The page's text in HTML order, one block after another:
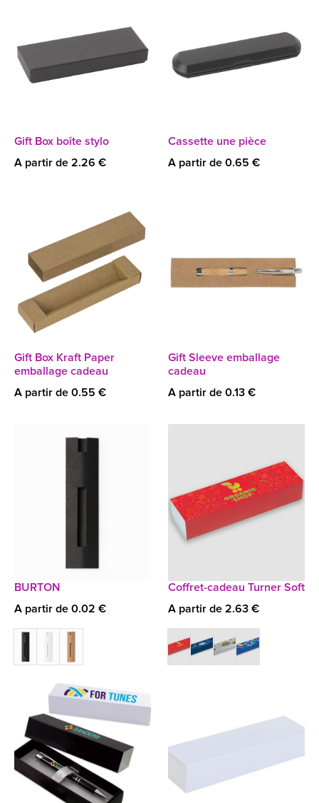
Gift Box boîte stylo
A partir de 2.26 €
Cassette une pièce
A partir de 0.65 €
Gift Box Kraft Paper
emballage cadeau
A partir de 0.55 €
Gift Sleeve emballage
cadeau
A partir de 0.13 €
BURTON
A partir de 0.02 €
Coffret-cadeau Turner Soft
A partir de 2.63 €